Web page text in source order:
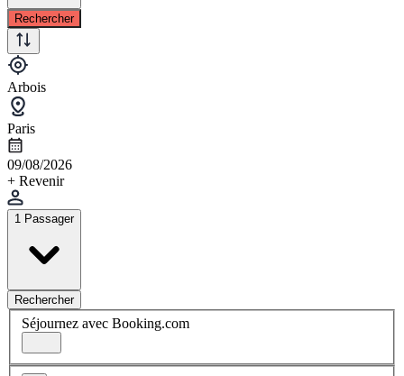
Rechercher
Arbois
Paris
09/08/2026
+ Revenir
1 Passager
Rechercher
Séjournez avec Booking.com